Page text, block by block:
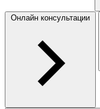
Онлайн консультации